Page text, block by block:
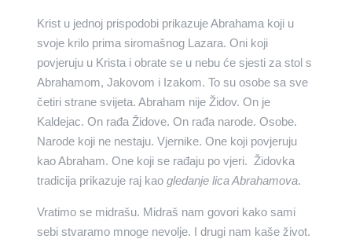
Krist u jednoj prispodobi prikazuje Abrahama koji u
svoje krilo prima siromašnog Lazara. Oni koji
povjeruju u Krista i obrate se u nebu će sjesti za stol s
Abrahamom, Jakovom i Izakom. To su osobe sa sve
četiri strane svijeta. Abraham nije Židov. On je
Kaldejac. On rađa Židove. On rađa narode. Osobe.
Narode koji ne nestaju. Vjernike. One koji povjeruju
kao Abraham. One koji se rađaju po vjeri. Židovka
tradicija prikazuje raj kao gledanje lica Abrahamova.
Vratimo se midrašu. Midraš nam govori kako sami
sebi stvaramo mnoge nevolje. I drugi nam kaše život.